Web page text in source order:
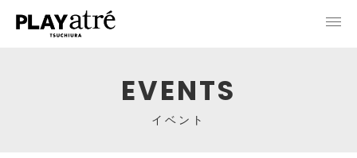
EVENTS
イベント